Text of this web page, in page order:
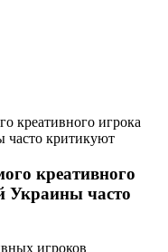
креативного игрока
часто критикуют
креативного
Украины часто
игроков